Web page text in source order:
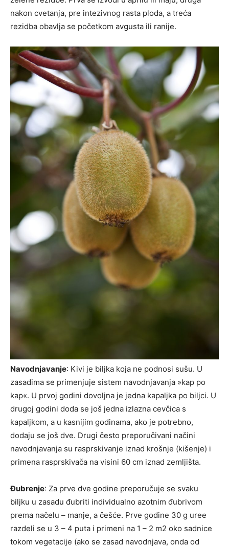
nakon cvetanja, pre intezivnog rasta ploda, a treća
rezidba obavlja se početkom avgusta ili ranije.
Navodnjavanje: Kivi je biljka koja ne podnosi sušu. U
zasadima se primenjuje sistem navodnjavanja »kap po
kap«. U prvoj godini do­voljna je jedna kapaljka po biljci. U
drugoj godini doda se još jedna izlazna cevčica s
kapaljkom, a u kasnijim godinama, ako je po­trebno,
dodaju se još dve. Drugi često preporučivani načini
navod­njavanja su rasprskivanje iznad krošnje (kišenje) i
primena rasprskivača na visini 60 cm iznad zemljišta.
Đubrenje: Za prve dve godine preporučuje se svaku
biljku u zasadu đubriti individualno azotnim đubrivom
pre­ma načelu – manje, a češće. Prve godine 30 g uree
razdeli se u 3 – 4 puta i primeni na 1 – 2 m2 oko sad­nice
tokom vegetacije (ako se zasad navodnjava, onda od